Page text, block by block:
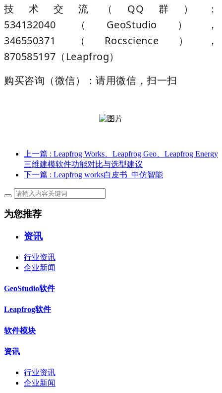
技术交流（QQ群）：
534132040（GeoStudio），
346550371（Rocscience），
870585197（Leapfrog）
购买咨询（微信）：请用微信，扫一扫
上一篇 : Leapfrog Works、Leapfrog Geo、Leapfrog Energy
三维建模软件功能对比与选型建议
下一篇 : Leapfrog works白皮书_中仿智能
为您推荐
资讯
行业资讯
企业新闻
GeoStudio软件
Leapfrog软件
软件模块
资讯
行业资讯
企业新闻